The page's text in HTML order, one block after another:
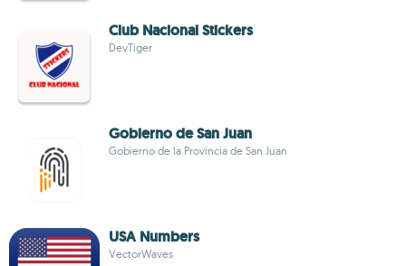
Club Nacional Stickers
DevTiger
Gobierno de San Juan
Gobierno de la Provincia de San Juan
USA Numbers
VectorWaves